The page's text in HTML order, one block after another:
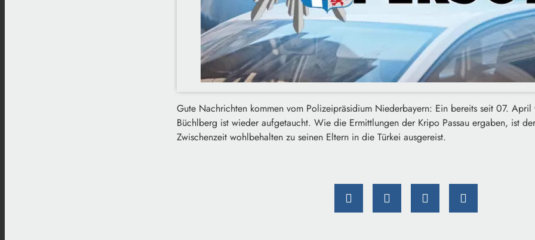
Gute Nachrichten kommen vom Polizeipräsidium Niederbayern: Ein bereits seit 07. April
Büchlberg ist wieder aufgetaucht. Wie die Ermittlungen der Kripo Passau ergaben, ist
Zwischenzeit wohlbehalten zu seinen Eltern in die Türkei ausgereist.